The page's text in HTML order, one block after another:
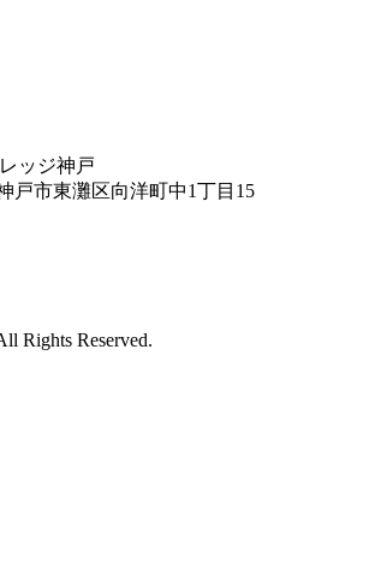
ッジ神戸
戸市東灘区向洋町中1丁目15
Rights Reserved.